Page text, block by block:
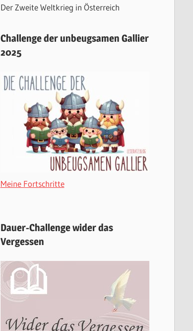
Der Zweite Weltkrieg in Österreich
Challenge der unbeugsamen Gallier
2025
Meine Fortschritte
Dauer-Challenge wider das
Vergessen